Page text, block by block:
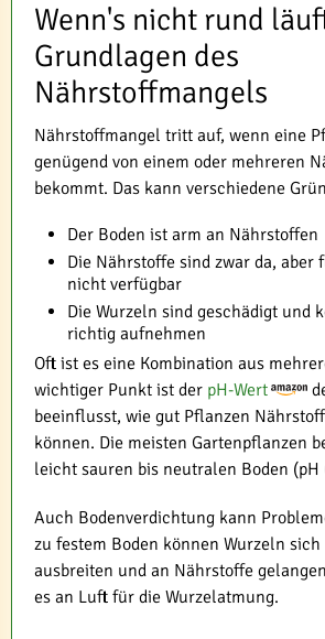
Wenn's nicht rund
Grundlagen des
Nährstoffmangels
Nährstoffmangel tritt auf, wenn eine
genügend von einem oder mehreren
bekommt. Das kann verschiedene
Der Boden ist arm an Nährstoffen
Die Nährstoffe sind zwar da, aber
nicht verfügbar
Die Wurzeln sind geschädigt und
richtig aufnehmen
Oft ist es eine Kombination aus
wichtiger Punkt ist der pH-Wert
beeinflusst, wie gut Pflanzen
können. Die meisten Gartenpflanzen
leicht sauren bis neutralen Boden (pH
Auch Bodenverdichtung kann
zu festem Boden können Wurzeln
ausbreiten und an Nährstoffe
es an Luft für die Wurzelatmung.